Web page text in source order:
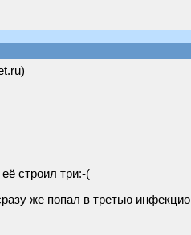
строил три:-(
же попал в третью